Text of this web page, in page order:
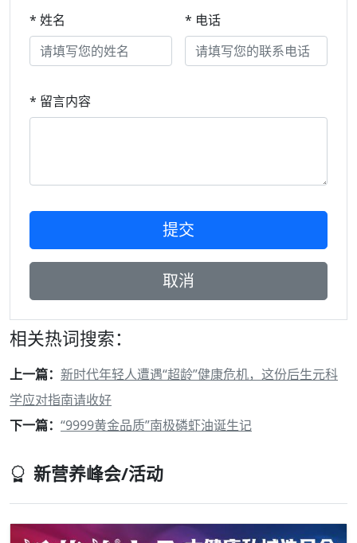
* 姓名
* 电话
* 留言内容
相关热词搜索：
上一篇： 新时代年轻人遭遇“超龄”健康危机，这份后生元科
学应对指南请收好
下一篇： “9999黄金品质”南极磷虾油诞生记
新营养峰会/活动